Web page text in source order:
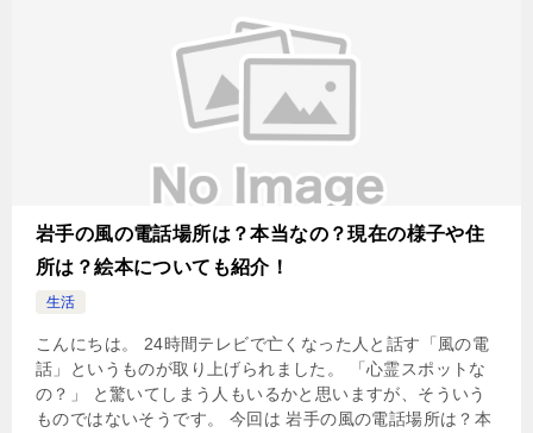
岩手の風の電話場所は？本当なの？現在の様子や住
所は？絵本についても紹介！
生活
こんにちは。 24時間テレビで亡くなった人と話す「風の電
話」というものが取り上げられました。 「心霊スポットな
の？」 と驚いてしまう人もいるかと思いますが、そういう
ものではないそうです。 今回は 岩手の風の電話場所は？本